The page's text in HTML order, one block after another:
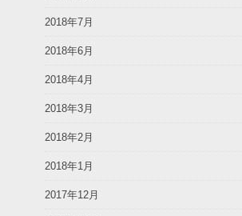
2018年7月
2018年6月
2018年4月
2018年3月
2018年2月
2018年1月
2017年12月